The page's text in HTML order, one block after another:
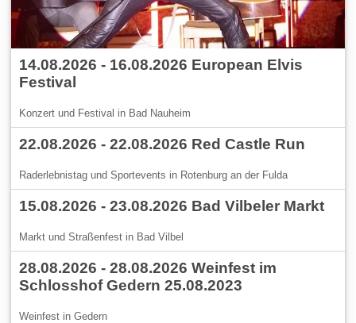
14.08.2026 - 16.08.2026 European Elvis
Festival
Konzert und Festival in Bad Nauheim
22.08.2026 - 22.08.2026 Red Castle Run
Raderlebnistag und Sportevents in Rotenburg an der Fulda
15.08.2026 - 23.08.2026 Bad Vilbeler Markt
Markt und Straßenfest in Bad Vilbel
28.08.2026 - 28.08.2026 Weinfest im
Schlosshof Gedern 25.08.2023
Weinfest in Gedern